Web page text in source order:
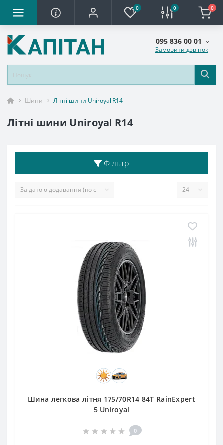
0 0 0
095 836 00 01
Замовити дзвінок
Шини Літні шини Uniroyal R14
Літні шини Uniroyal R14
Фільтр
Шина легкова літня 175/70R14 84T RainExpert
5 Uniroyal
0